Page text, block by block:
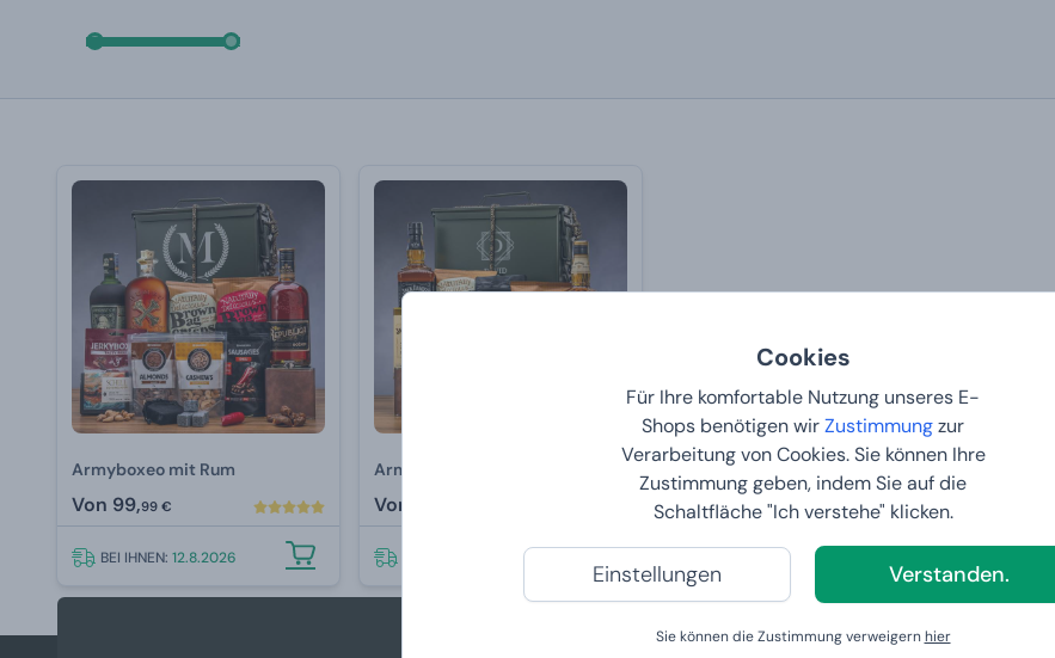
Cookies
Für Ihre komfortable Nutzung unseres E-
Shops benötigen wirZustimmungzur
Verarbeitung von Cookies. Sie können Ihre
Zustimmung geben, indem Sie auf die
Schaltfläche "Ich verstehe" klicken.
Einstellungen Verstanden.
Sie können die Zustimmung verweigernhier
Armyboxeo mit Rum
Von 99,99 €
BEI IHNEN: 12.8.2026
Armyboxeo Jack Daniel's
Von
12.8.2026